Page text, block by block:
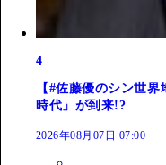
4
【#佐藤優のシン世
時代」が到来!?
2026年08月07日 07:00